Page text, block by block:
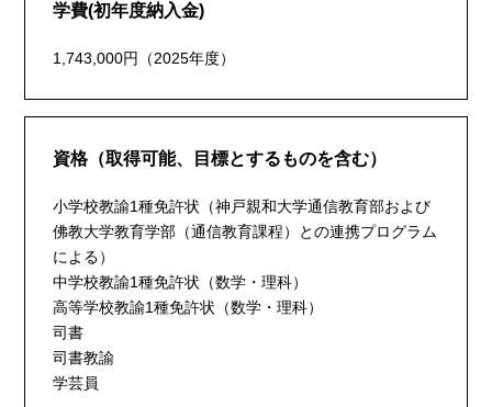
学費(初年度納入金)
1,743,000円（2025年度）
資格（取得可能、目標とするものを含む）
小学校教諭1種免許状（神戸親和大学通信教育部および
佛教大学教育学部（通信教育課程）との連携プログラム
による）
中学校教諭1種免許状（数学・理科）
高等学校教諭1種免許状（数学・理科）
司書
司書教諭
学芸員